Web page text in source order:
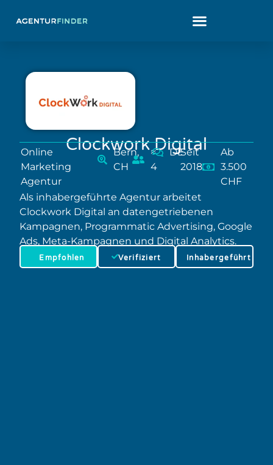
Clockwork Digital
Online
Marketing
Agentur
Bern,
CH
≈
4
DESeit
2018
Ab
3.500
CHF
Als inhabergeführte Agentur arbeitet
Clockwork Digital an datengetriebenen
Kampagnen, Programmatic Advertising, Google
Ads, Meta-Kampagnen und Digital Analytics.
Empfohlen Verifiziert Inhabergeführt